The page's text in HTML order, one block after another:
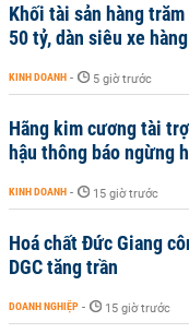
Khối tài sản hàng
50 tỷ, dàn siêu xe
KINH DOANH - 5 giờ trước
Hãng kim cương tài
hậu thông báo ngừng
KINH DOANH - 15 giờ trước
Hoá chất Đức Giang
DGC tăng trần
DOANH NGHIỆP - 15 giờ trước